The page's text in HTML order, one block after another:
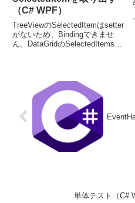
（C# WPF）
TreeViewのSelectedItemはsetter
がないため、Bindingできませ
ん。DataGridのSelectedItemsみ
単体テスト（C#